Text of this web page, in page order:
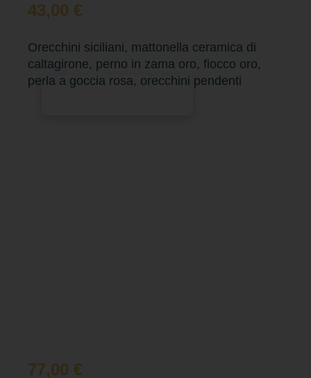
43,00 €
Orecchini siciliani, mattonella ceramica di
caltagirone, perno in zama oro, fiocco oro,
perla a goccia rosa, orecchini pendenti
77,00 €